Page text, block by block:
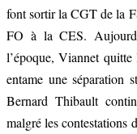
font sortir la CGT de la
FO à la CES.
l’époque, Viannet
entame une séparation
Bernard Thibault
malgré les contestations